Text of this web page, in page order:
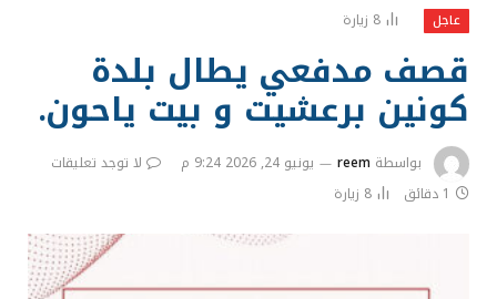
عاجل 8 زيارة
قصف مدفعي يطال بلدة
كونين برعشيت و بيت ياحون.
بواسطة reem يونيو 24, 2026 9:24 م
لا توجد تعليقات
1 دقائق
8 زيارة